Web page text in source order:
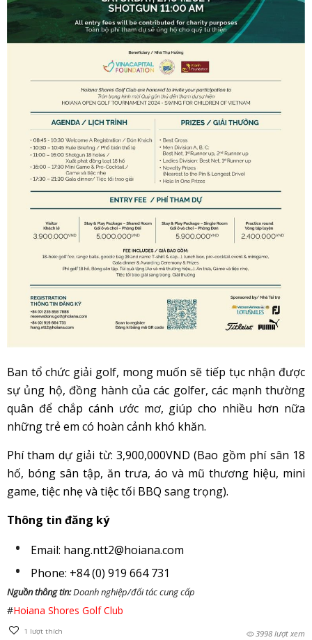
Ban tổ chức giải golf, mong muốn sẽ tiếp tục nhận được
sự ủng hộ, đồng hành của các golfer, các mạnh thường
quân để chắp cánh ước mơ, giúp cho nhiều hơn nữa
những trẻ em có hoàn cảnh khó khăn.
Phí tham dự giải từ: 3,900,000VND (Bao gồm phí sân 18
hố, bóng sân tập, ăn trưa, áo và mũ thương hiệu, mini
game, tiệc nhẹ và tiệc tối BBQ sang trọng).
Thông tin đăng ký
Email: hang.ntt2@hoiana.com
Phone: +84 (0) 919 664 731
Nguồn thông tin:Doanh nghiệp/đối tác cung cấp
#Hoiana Shores Golf Club
1 lượt thích 3998 lượt xem